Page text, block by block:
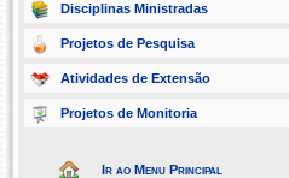
Disciplinas Ministradas
Projetos de Pesquisa
Atividades de Extensão
Projetos de Monitoria
Ir ao Menu Principal